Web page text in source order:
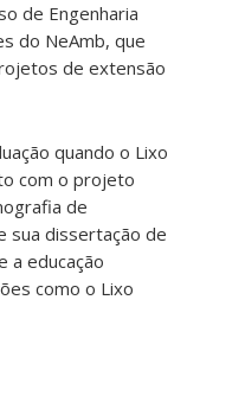
de Engenharia
do NeAmb, que
de extensão
quando o Lixo
com o projeto
de
sua dissertação de
a educação
como o Lixo